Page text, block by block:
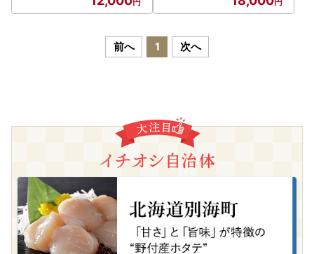
ール サッポロ 地ビール お
酒 酒 アルコール 北海道 上
前へ 1 次へ